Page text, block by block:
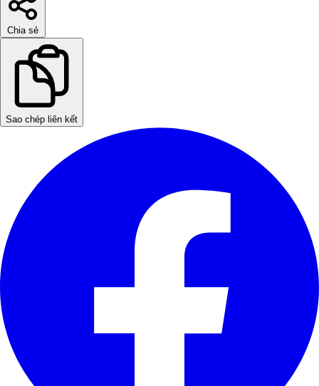
Chia sẻ
Sao chép liên kết